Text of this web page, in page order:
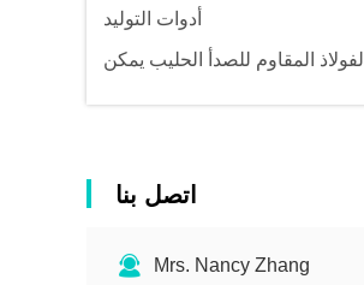
أدوات التوليد
الفولاذ المقاوم للصدأ الحليب يمكن
اتصل بنا
Mrs. Nancy Zhang